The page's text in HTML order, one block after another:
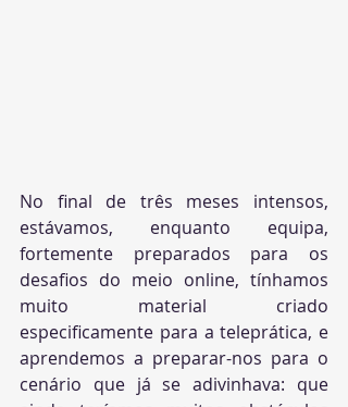
No final de três meses intensos,
estávamos, enquanto equipa,
fortemente preparados para os
desafios do meio online, tínhamos
muito material criado
especificamente para a teleprática, e
aprendemos a preparar-nos para o
cenário que já se adivinhava: que